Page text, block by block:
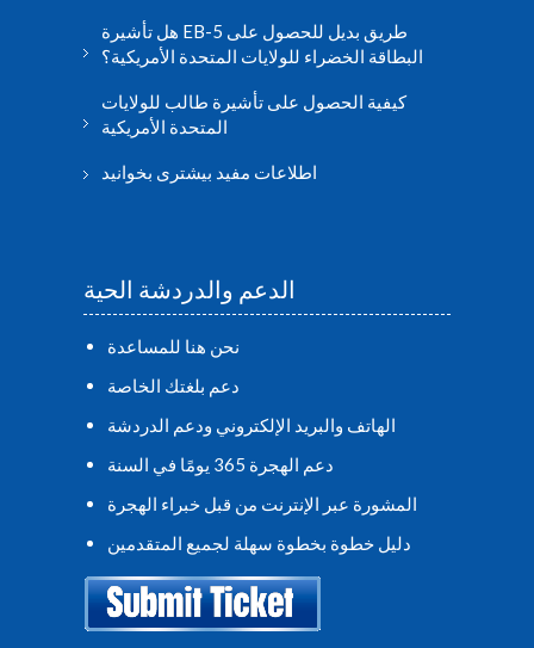
هل تأشيرة EB-5 طريق بديل للحصول على
البطاقة الخضراء للولايات المتحدة الأمريكية؟
كيفية الحصول على تأشيرة طالب للولايات
المتحدة الأمريكية
اطلاعات مفید بیشتری بخوانید
الدعم والدردشة الحية
نحن هنا للمساعدة
دعم بلغتك الخاصة
الهاتف والبريد الإلكتروني ودعم الدردشة
دعم الهجرة 365 يومًا في السنة
المشورة عبر الإنترنت من قبل خبراء الهجرة
دليل خطوة بخطوة سهلة لجميع المتقدمين